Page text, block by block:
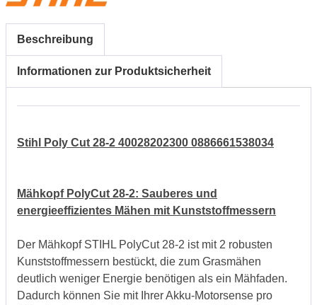
Beschreibung
Informationen zur Produktsicherheit
Stihl Poly Cut 28-2 40028202300 0886661538034
Mähkopf PolyCut 28-2: Sauberes und
energieeffizientes Mähen mit Kunststoffmessern
Der Mähkopf STIHL PolyCut 28‑2 ist mit 2 robusten
Kunststoffmessern bestückt, die zum Grasmähen
deutlich weniger Energie benötigen als ein Mähfaden.
Dadurch können Sie mit Ihrer Akku-Motorsense pro